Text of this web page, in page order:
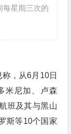
每星期三次的
，从6月10日
米尼加、卢森
班及其与黑山
斯等10个国家